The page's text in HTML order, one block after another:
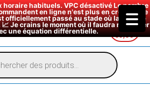
horaire habituels. VPC désactivé Le nombre
en ligne n'est plus en croissance
officiellement passé au stade où la dérivée
Je crains le moment où il faudra modéliser
une équation différentielle.
€0,00